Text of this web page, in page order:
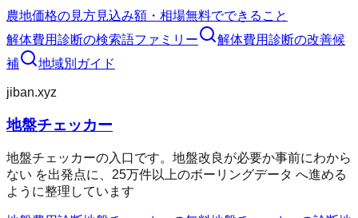
農地価格の見方見込み額・相場無料でできること
解体費用診断の検索語ファミリー 解体費用診断の改善候
補
地域別ガイド
jiban.xyz
地盤チェッカー
地盤チェッカーの入口です。地盤改良が必要か事前にわから
ない を出発点に、25万件以上のボーリングデータ へ進める
ように整理しています